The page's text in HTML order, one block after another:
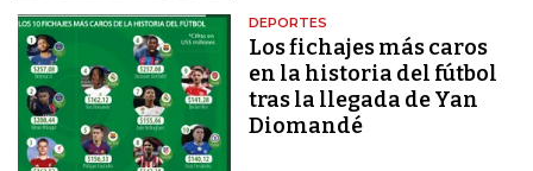
DEPORTES
Los fichajes más caros
en la historia del fútbol
tras la llegada de Yan
Diomandé